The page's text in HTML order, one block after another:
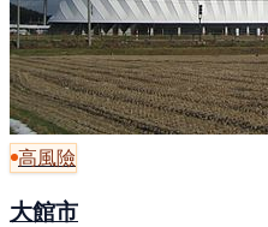
高風險
大館市